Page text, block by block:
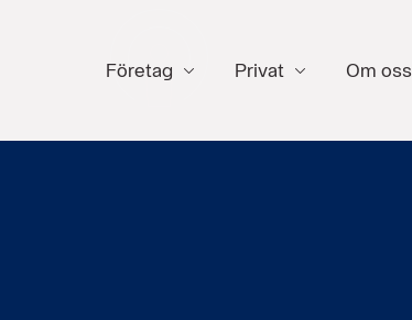
Företag Privat Om oss